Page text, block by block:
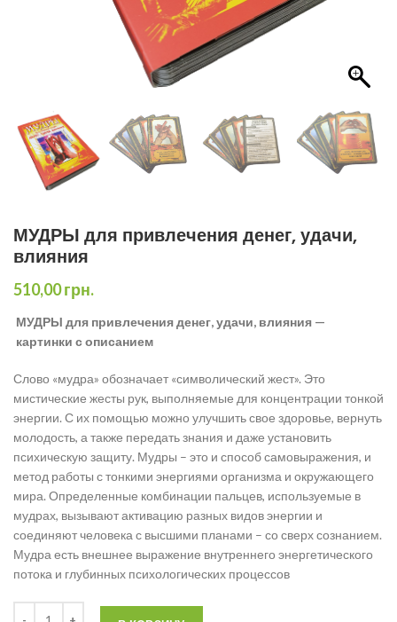
МУДРЫ для привлечения денег, удачи,
влияния
510,00грн.
МУДРЫ для привлечения денег, удачи, влияния —
картинки с описанием
Слово «мудра» обозначает «символический жест». Это
мистические жесты рук, выполняемые для концентрации тонкой
энергии. С их помощью можно улучшить свое здоровье, вернуть
молодость, а также передать знания и даже установить
психическую защиту. Мудры – это и способ самовыражения, и
метод работы с тонкими энергиями организма и окружающего
мира. Определенные комбинации пальцев, используемые в
мудрах, вызывают активацию разных видов энергии и
соединяют человека с высшими планами – со сверх сознанием.
Мудра есть внешнее выражение внутреннего энергетического
потока и глубинных психологических процессов